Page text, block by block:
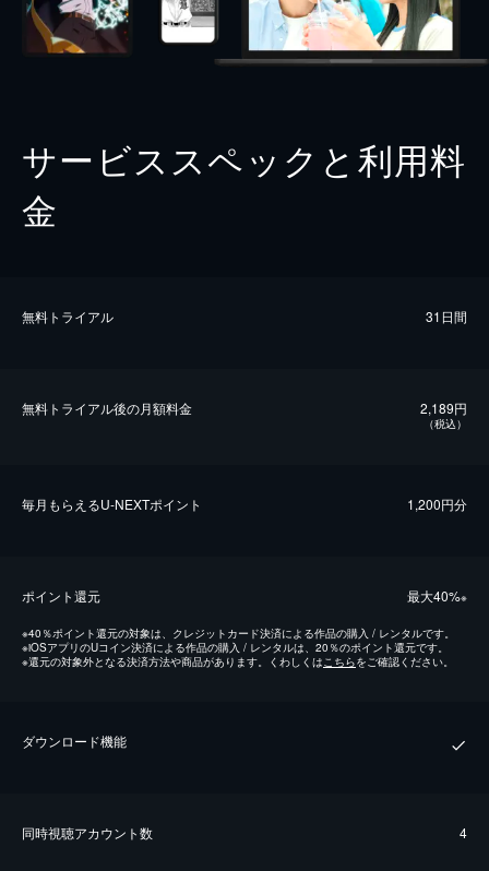
サービススペックと利用料
金
無料トライアル 31日間
無料トライアル後の⽉額料金 2,189円
（税込）
毎⽉もらえるU-NEXTポイント 1,200円分
ポイント還元 最⼤40%※
※40％ポイント還元の対象は、クレジットカード決済による作品の購入 / レンタルです。
※iOSアプリのUコイン決済による作品の購入 / レンタルは、20％のポイント還元です。
※還元の対象外となる決済方法や商品があります。くわしくは こちらをご確認ください。
ダウンロード機能
同時視聴アカウント数 4